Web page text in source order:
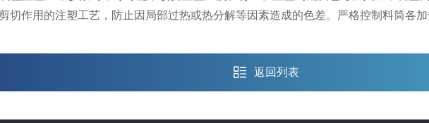
切作用的注塑工艺，防止因局部过热或热分解等因素造成的色差。严格控制料筒各
返回列表